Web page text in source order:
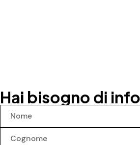
Hai bisogno di